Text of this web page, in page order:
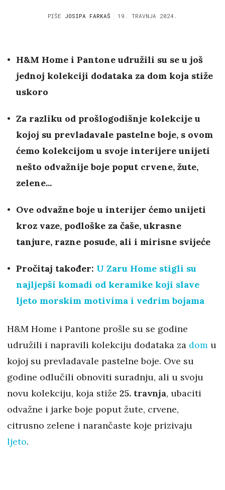
PIŠE JOSIPA FARKAŠ 19. TRAVNJA 2024.
H&M Home i Pantone udružili su se u još
jednoj kolekciji dodataka za dom koja stiže
uskoro
Za razliku od prošlogodišnje kolekcije u
kojoj su prevladavale pastelne boje, s ovom
ćemo kolekcijom u svoje interijere unijeti
nešto odvažnije boje poput crvene, žute,
zelene...
Ove odvažne boje u interijer ćemo unijeti
kroz vaze, podloške za čaše, ukrasne
tanjure, razne posude, ali i mirisne svijeće
Pročitaj također: U Zaru Home stigli su
najljepši komadi od keramike koji slave
ljeto morskim motivima i vedrim bojama
H&M Home i Pantone prošle su se godine
udružili i napravili kolekciju dodataka za dom u
kojoj su prevladavale pastelne boje. Ove su
godine odlučili obnoviti suradnju, ali u svoju
novu kolekciju, koja stiže 25. travnja, ubaciti
odvažne i jarke boje poput žute, crvene,
citrusno zelene i narančaste koje prizivaju
ljeto.